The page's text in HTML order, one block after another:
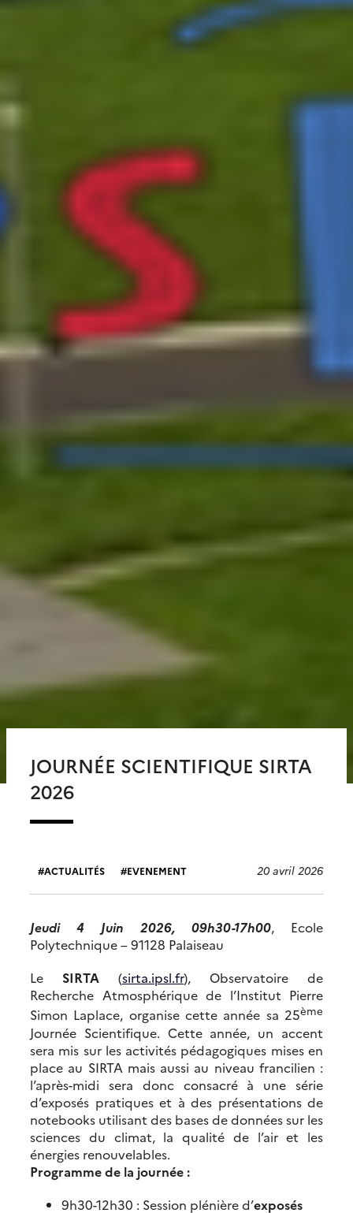
JOURNÉE SCIENTIFIQUE SIRTA
2026
ACTUALITÉS EVENEMENT 20 avril 2026
Jeudi 4 Juin 2026, 09h30-17h00, Ecole
Polytechnique – 91128 Palaiseau
Le SIRTA (sirta.ipsl.fr), Observatoire de
Recherche Atmosphérique de l’Institut Pierre
Simon Laplace, organise cette année sa 25ème
Journée Scientifique. Cette année, un accent
sera mis sur les activités pédagogiques mises en
place au SIRTA mais aussi au niveau francilien :
l’après-midi sera donc consacré à une série
d’exposés pratiques et à des présentations de
notebooks utilisant des bases de données sur les
sciences du climat, la qualité de l’air et les
énergies renouvelables.
Programme de la journée :
9h30-12h30 : Session plénière d’exposés